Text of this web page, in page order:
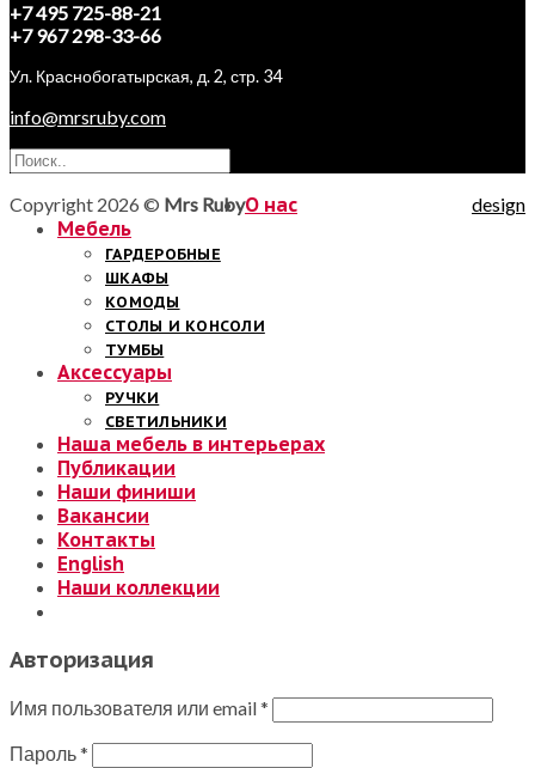
+7 495 725-88-21
+7 967 298-33-66
Ул. Краснобогатырская, д. 2, стр. 34
info@mrsruby.com
design
Copyright 2026 © Mrs RubyО нас
Мебель
ГАРДЕРОБНЫЕ
ШКАФЫ
КОМОДЫ
СТОЛЫ И КОНСОЛИ
ТУМБЫ
Аксессуары
РУЧКИ
СВЕТИЛЬНИКИ
Наша мебель в интерьерах
Публикации
Наши финиши
Вакансии
Контакты
English
Наши коллекции
Авторизация
Имя пользователя или email*
Пароль*